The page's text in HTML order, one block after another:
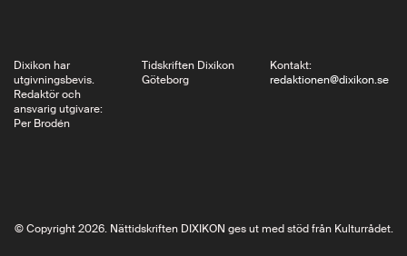
Dixikon har
utgivningsbevis.
Redaktör och
ansvarig utgivare:
Per Brodén
Tidskriften Dixikon
Göteborg
Kontakt:
redaktionen@dixikon.se
© Copyright 2026. Nättidskriften DIXIKON ges ut med stöd från Kulturrådet.